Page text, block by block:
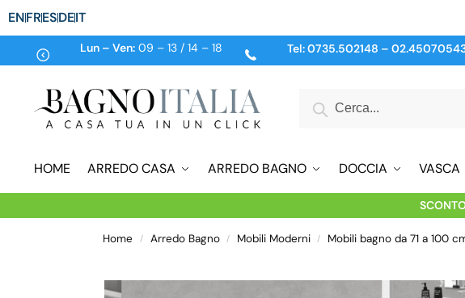
ENFRESDEIT
Lun – Ven:09 – 13 / 14 – 18 Tel:0735.502148 –
HOME ARREDO CASA ARREDO BAGNO DOCCIA VASCA
Home / Arredo Bagno / Mobili Moderni / Mobili bagno da 71 a 100